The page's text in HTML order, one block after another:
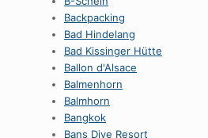
Backpacking
Bad Hindelang
Bad Kissinger Hütte
Ballon d'Alsace
Balmenhorn
Balmhorn
Bangkok
Bans Dive Resort